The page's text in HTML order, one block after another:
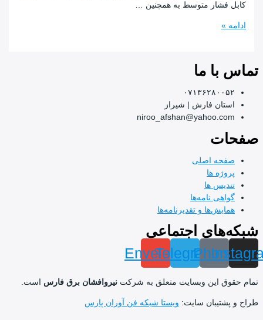
متوسط به همچنین …
ما
فارش | شیراز
اصلی
ها
نامه‌ها
و تقدیرنامه‌ها
اجتماعی
Telegram
Envelope
این وبسایت متعلق به شرکت نیروافشان برق فارس است.
سایت:ویستا شبکه فن آوران پارس